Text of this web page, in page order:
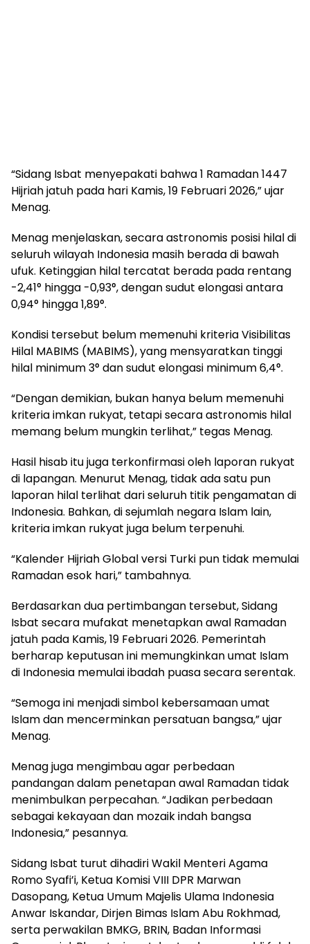
“Sidang Isbat menyepakati bahwa 1 Ramadan 1447
Hijriah jatuh pada hari Kamis, 19 Februari 2026,” ujar
Menag.
Menag menjelaskan, secara astronomis posisi hilal di
seluruh wilayah Indonesia masih berada di bawah
ufuk. Ketinggian hilal tercatat berada pada rentang
-2,41° hingga -0,93°, dengan sudut elongasi antara
0,94° hingga 1,89°.
Kondisi tersebut belum memenuhi kriteria Visibilitas
Hilal MABIMS (MABIMS), yang mensyaratkan tinggi
hilal minimum 3° dan sudut elongasi minimum 6,4°.
“Dengan demikian, bukan hanya belum memenuhi
kriteria imkan rukyat, tetapi secara astronomis hilal
memang belum mungkin terlihat,” tegas Menag.
Hasil hisab itu juga terkonfirmasi oleh laporan rukyat
di lapangan. Menurut Menag, tidak ada satu pun
laporan hilal terlihat dari seluruh titik pengamatan di
Indonesia. Bahkan, di sejumlah negara Islam lain,
kriteria imkan rukyat juga belum terpenuhi.
“Kalender Hijriah Global versi Turki pun tidak memulai
Ramadan esok hari,” tambahnya.
Berdasarkan dua pertimbangan tersebut, Sidang
Isbat secara mufakat menetapkan awal Ramadan
jatuh pada Kamis, 19 Februari 2026. Pemerintah
berharap keputusan ini memungkinkan umat Islam
di Indonesia memulai ibadah puasa secara serentak.
“Semoga ini menjadi simbol kebersamaan umat
Islam dan mencerminkan persatuan bangsa,” ujar
Menag.
Menag juga mengimbau agar perbedaan
pandangan dalam penetapan awal Ramadan tidak
menimbulkan perpecahan. “Jadikan perbedaan
sebagai kekayaan dan mozaik indah bangsa
Indonesia,” pesannya.
Sidang Isbat turut dihadiri Wakil Menteri Agama
Romo Syafi’i, Ketua Komisi VIII DPR Marwan
Dasopang, Ketua Umum Majelis Ulama Indonesia
Anwar Iskandar, Dirjen Bimas Islam Abu Rokhmad,
serta perwakilan BMKG, BRIN, Badan Informasi